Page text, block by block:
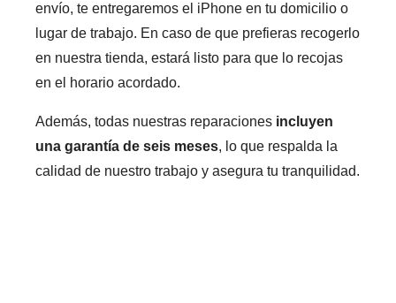
envío, te entregaremos el iPhone en tu domicilio o
lugar de trabajo. En caso de que prefieras recogerlo
en nuestra tienda, estará listo para que lo recojas
en el horario acordado.
Además, todas nuestras reparaciones incluyen
una garantía de seis meses, lo que respalda la
calidad de nuestro trabajo y asegura tu tranquilidad.